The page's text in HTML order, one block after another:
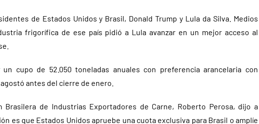
de Estados Unidos y Brasil, Donald Trump y Lula da Silva. Medios
frigorífica de ese país pidió a Lula avanzar en un mejor acceso al
un cupo de 52.050 toneladas anuales con preferencia arancelaria con
antes del cierre de enero.
Brasilera de Industrias Exportadores de Carne, Roberto Perosa, dijo a
es que Estados Unidos apruebe una cuota exclusiva para Brasil o amplíe